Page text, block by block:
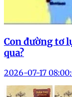
Con đường tơ
qua?
2026-07-17